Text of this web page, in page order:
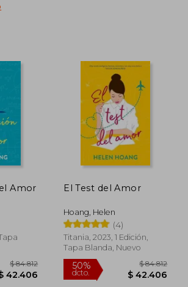
40%
dcto.
Amor El Test del Amor
Hoang, Helen
(4)
Titania, 2023, 1 Edición,
Tapa Blanda, Nuevo